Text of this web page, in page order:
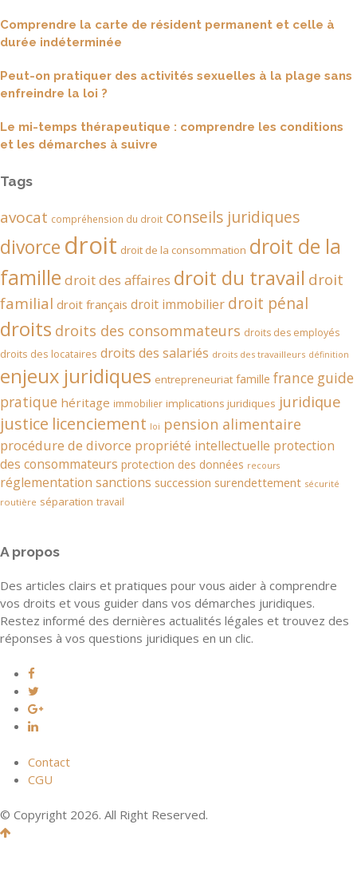
Comprendre la carte de résident permanent et celle à
durée indéterminée
Peut-on pratiquer des activités sexuelles à la plage sans
enfreindre la loi ?
Le mi-temps thérapeutique : comprendre les conditions
et les démarches à suivre
Tags
avocat compréhension du droit conseils juridiques
divorce droit droit de la consommation droit de la
famille droit des affaires droit du travail droit
familial droit français droit immobilier droit pénal
droits droits des consommateurs droits des employés
droits des locataires droits des salariés droits des travailleurs définition
enjeux juridiques entrepreneuriat famille france guide
pratique héritage immobilier implications juridiques juridique
justice licenciement loi pension alimentaire
procédure de divorce propriété intellectuelle protection
des consommateurs protection des données recours
réglementation sanctions succession surendettement sécurité
routière séparation travail
A propos
Des articles clairs et pratiques pour vous aider à comprendre
vos droits et vous guider dans vos démarches juridiques.
Restez informé des dernières actualités légales et trouvez des
réponses à vos questions juridiques en un clic.
Contact
CGU
© Copyright 2026. All Right Reserved.